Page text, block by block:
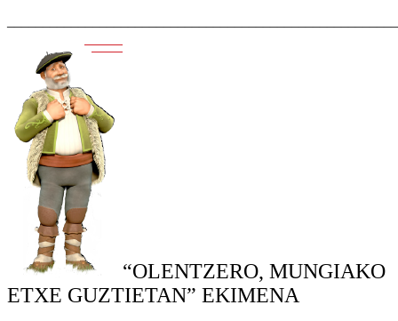
“OLENTZERO, MUNGIAKO
ETXE GUZTIETAN” EKIMENA